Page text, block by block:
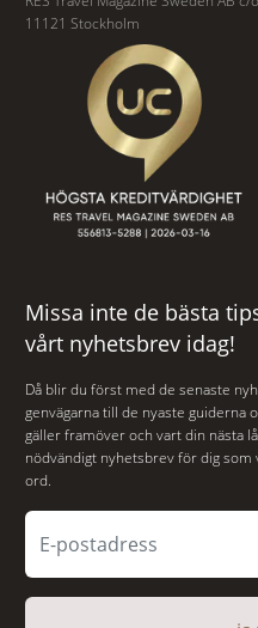
11121 Stockholm
Missa inte de bästa
vårt nyhetsbrev idag!
Då blir du först med de senaste
genvägarna till de nyaste guiderna
gäller framöver och vart din nästa
nödvändigt nyhetsbrev för dig
ord.